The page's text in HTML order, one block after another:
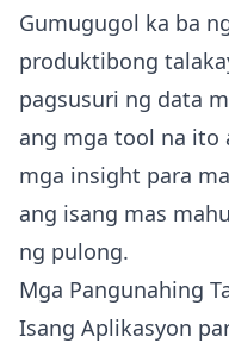
Gumugugol ka ba
produktibong
pagsusuri ng data
ang mga tool na ito
mga insight para
ang isang mas
ng pulong.
Mga Pangunahing
Isang Aplikasyon